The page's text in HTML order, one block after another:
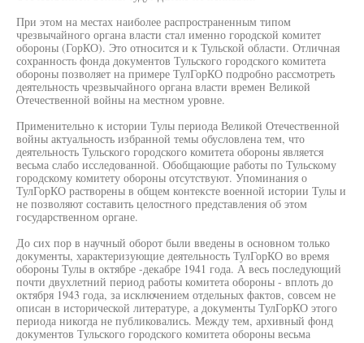
При этом на местах наиболее распространенным типом
чрезвычайного органа власти стал именно городской комитет
обороны (ГорКО). Это относится и к Тульской области. Отличная
сохранность фонда документов Тульского городского комитета
обороны позволяет на примере ТулГорКО подробно рассмотреть
деятельность чрезвычайного органа власти времен Великой
Отечественной войны на местном уровне.
Применительно к истории Тулы периода Великой Отечественной
войны актуальность избранной темы обусловлена тем, что
деятельность Тульского городского комитета обороны является
весьма слабо исследованной. Обобщающие работы по Тульскому
городскому комитету обороны отсутствуют. Упоминания о
ТулГорКО растворены в общем контексте военной истории Тулы и
не позволяют составить целостного представления об этом
государственном органе.
До сих пор в научный оборот были введены в основном только
документы, характеризующие деятельность ТулГорКО во время
обороны Тулы в октябре -декабре 1941 года. А весь последующий
почти двухлетний период работы комитета обороны - вплоть до
октября 1943 года, за исключением отдельных фактов, совсем не
описан в исторической литературе, а документы ТулГорКО этого
периода никогда не публиковались. Между тем, архивный фонд
документов Тульского городского комитета обороны весьма